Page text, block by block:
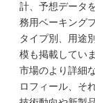
計、予想データ
務用ベーキング
タイプ別、用途
模も掲載していま
市場のより詳細
ロフィール、そ